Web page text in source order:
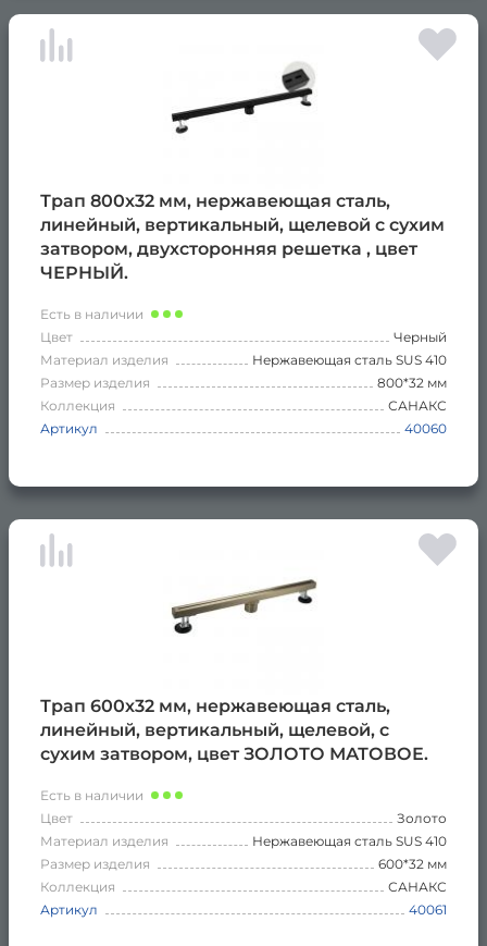
Трап 800х32 мм, нержавеющая сталь,
линейный, вертикальный, щелевой с сухим
затвором, двухсторонняя решетка , цвет
ЧЕРНЫЙ.
Есть в наличии
Цвет
Черный
Материал изделия
Нержавеющая сталь SUS 410
Размер изделия
800*32 мм
Коллекция
САНАКС
Артикул
40060
Трап 600х32 мм, нержавеющая сталь,
линейный, вертикальный, щелевой, с
сухим затвором, цвет ЗОЛОТО МАТОВОЕ.
Есть в наличии
Цвет
Золото
Материал изделия
Нержавеющая сталь SUS 410
Размер изделия
600*32 мм
Коллекция
САНАКС
Артикул
40061